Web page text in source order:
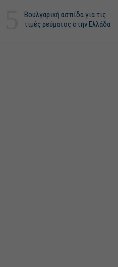
Βουλγαρική ασπίδα για τις
τιμές ρεύματος στην Ελλάδα